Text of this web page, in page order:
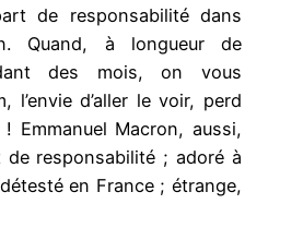
de responsabilité dans
Quand, à longueur de
des mois, on vous
l’envie d’aller le voir, perd
Emmanuel Macron, aussi,
responsabilité ; adoré à
en France ; étrange,